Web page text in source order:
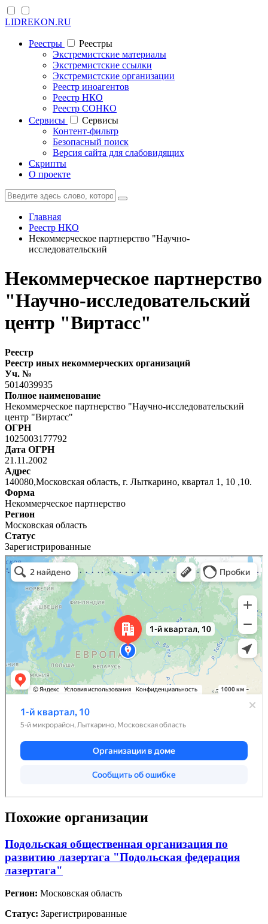
LIDREKON.RU
Реестры
Реестры
Экстремистские материалы
Экстремистские ссылки
Экстремистские организации
Реестр иноагентов
Реестр НКО
Реестр СОНКО
Cервисы
Cервисы
Контент-фильтр
Безопасный поиск
Версия сайта для слабовидящих
Скрипты
О проекте
Главная
Реестр НКО
Некоммерческое партнерство "Научно-
исследовательский
Некоммерческое партнерство
"Научно-исследовательский
центр "Виртасс"
Реестр
Реестр иных некоммерческих организаций
Уч. №
5014039935
Полное наименование
Некоммерческое партнерство "Научно-исследовательский
центр "Виртасс"
ОГРН
1025003177792
Дата ОГРН
21.11.2002
Адрес
140080,Московская область, г. Лыткарино, квартал 1, 10 ,10.
Форма
Некоммерческое партнерство
Регион
Московская область
Статус
Зарегистрированные
Похожие организации
Подольская общественная организация по
развитию лазертага "Подольская федерация
лазертага"
Регион: Московская область
Статус: Зарегистрированные